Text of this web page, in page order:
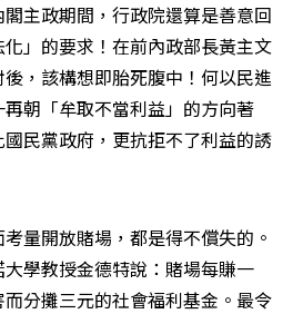
主政期間，行政院還算是善意回
」的要求！在前內政部長黃主文
，該構想即胎死腹中！何以民進
朝「牟取不當利益」的方向著
民黨政府，更抗拒不了利益的誘
量開放賭場，都是得不償失的。
學教授金德特說：賭場每賺一
分攤三元的社會福利基金。最令